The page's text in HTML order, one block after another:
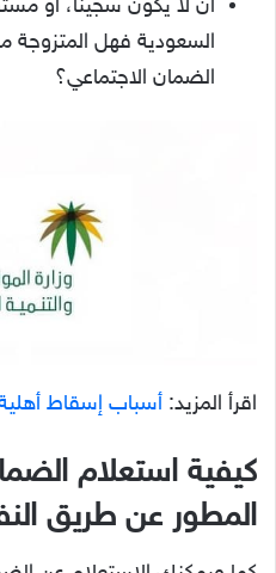
أن لا يكون سجيناً، أو
السعودية فهل
الضمان الاجتماعي؟
اقرأ المزيد: أسباب إسقاط
كيفية استعلام
المطور عن طريق النفاذ